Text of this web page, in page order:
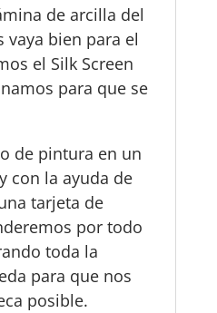
de arcilla del
vaya bien para el
el Silk Screen
para que se
de pintura en un
con la ayuda de
tarjeta de
por todo
toda la
para que nos
posible.